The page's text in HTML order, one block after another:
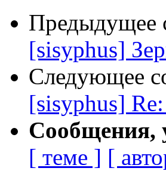
Предыдущее
[sisyphus]
Следующее
[sisyphus]
Сообщения,
[ теме ] [